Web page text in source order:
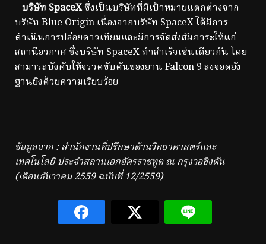
–บริษัท SpaceXซึ่งเป็นบริษัทที่มีเป้าหมายแตกต่างจาก
บริษัท Blue Origin เนื่องจากบริษัท SpaceX ได้มีการ
ดำเนินการปล่อยดาวเทียมและมีการจัดส่งสัมภาระให้แก่
สถานีอวกาศ ซึ่งบริษัท SpaceX ทำสำเร็จเช่นเดียวกัน โดย
สามารถบังคับให้จรวดขับดันของยาน Falcon 9 ลงจอดยัง
ฐานยิงด้วยความเรียบร้อย
ข้อมูลจาก : สำนักงานที่ปรึกษาด้านวิทยาศาสตร์และ
เทคโนโลยี ประจำสถานเอกอัครราชทูต ณ กรุงวอชิงตัน
(เดือนธันวาคม 2559 ฉบับที่ 12/2559)